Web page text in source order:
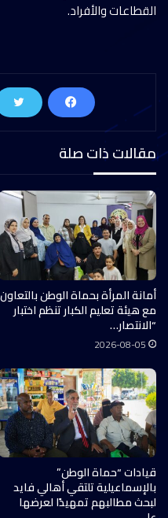
القطاعات والأفراد.
مقالات ذات صلة
أمانة المرأة بحماة الوطن بالتعاون
مع هيئة تعليم الكبار تنظم اختبار
“الانتصار…
2026-08-05
قيادات “حماة الوطن”
بالإسماعيلية تلتقي أهالي فايد
لبحث مطالبهم تمهيدًا لعرضها